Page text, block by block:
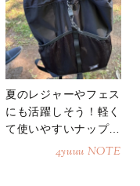
夏のレジャーやフェス
にも活躍しそう！軽く
て使いやすいナップサ
4yuuu NOTE